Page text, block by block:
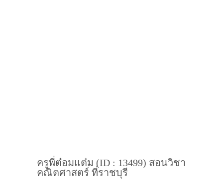
ครูพี่ต๋อมแต๋ม (ID : 13499) สอนวิชา
คณิตศาสตร์ ที่ราชบุรี